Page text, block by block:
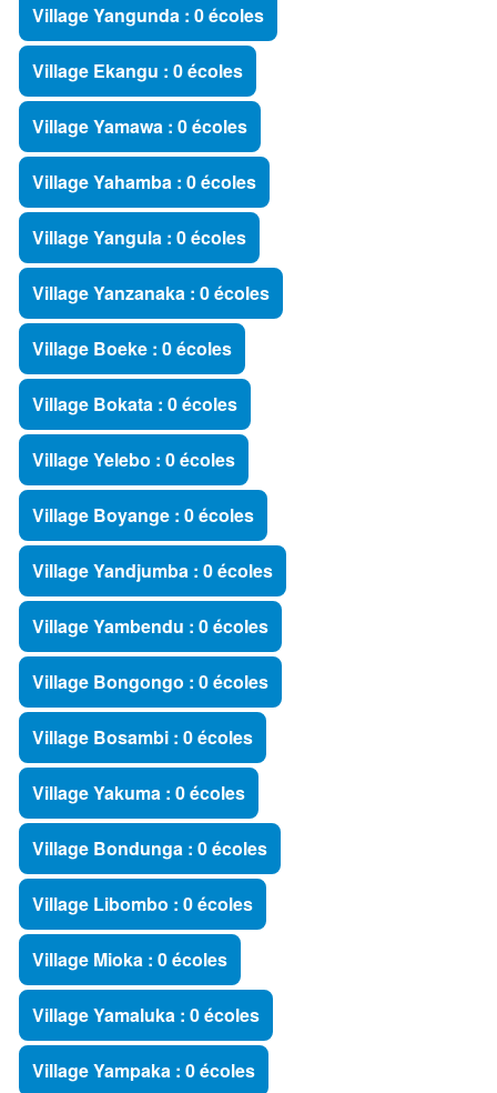
Village Yangunda : 0 écoles
Village Ekangu : 0 écoles
Village Yamawa : 0 écoles
Village Yahamba : 0 écoles
Village Yangula : 0 écoles
Village Yanzanaka : 0 écoles
Village Boeke : 0 écoles
Village Bokata : 0 écoles
Village Yelebo : 0 écoles
Village Boyange : 0 écoles
Village Yandjumba : 0 écoles
Village Yambendu : 0 écoles
Village Bongongo : 0 écoles
Village Bosambi : 0 écoles
Village Yakuma : 0 écoles
Village Bondunga : 0 écoles
Village Libombo : 0 écoles
Village Mioka : 0 écoles
Village Yamaluka : 0 écoles
Village Yampaka : 0 écoles